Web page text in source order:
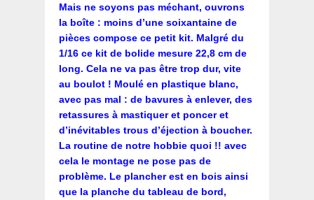
Mais ne soyons pas méchant, ouvrons
la boîte : moins d’une soixantaine de
pièces compose ce petit kit. Malgré du
1/16 ce kit de bolide mesure 22,8 cm de
long. Cela ne va pas être trop dur, vite
au boulot ! Moulé en plastique blanc,
avec pas mal : de bavures à enlever, des
retassures à mastiquer et poncer et
d’inévitables trous d’éjection à boucher.
La routine de notre hobbie quoi !! avec
cela le montage ne pose pas de
problème. Le plancher est en bois ainsi
que la planche du tableau de bord,